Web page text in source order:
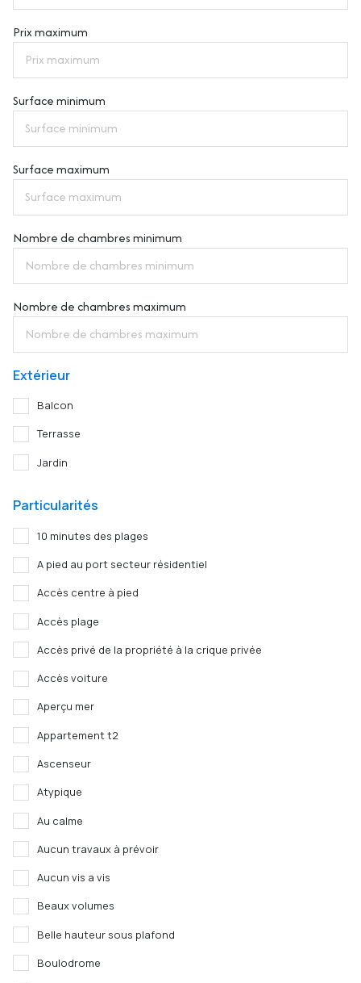
Prix maximum
Surface minimum
Surface maximum
Nombre de chambres minimum
Nombre de chambres maximum
Extérieur
Balcon
Terrasse
Jardin
Particularités
10 minutes des plages
A pied au port secteur résidentiel
Accès centre à pied
Accès plage
Accès privé de la propriété à la crique privée
Accès voiture
Aperçu mer
Appartement t2
Ascenseur
Atypique
Au calme
Aucun travaux à prévoir
Aucun vis a vis
Beaux volumes
Belle hauteur sous plafond
Boulodrome